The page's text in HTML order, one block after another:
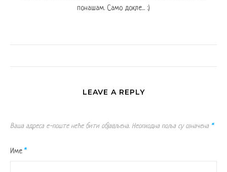
понашам. Само докле... :)
LEAVE A REPLY
Ваша адреса е-поште неће бити објављена. Неопходна поља су означена *
Име *